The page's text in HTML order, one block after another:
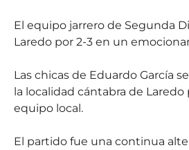
El equipo jarrero de Segunda
Laredo por 2-3 en un
Las chicas de Eduardo García
la localidad cántabra de Laredo
equipo local.
El partido fue una continua